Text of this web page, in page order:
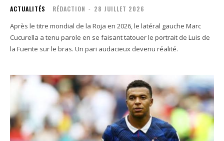
ACTUALITÉS RÉDACTION - 28 JUILLET 2026
Après le titre mondial de la Roja en 2026, le latéral gauche Marc
Cucurella a tenu parole en se faisant tatouer le portrait de Luis de
la Fuente sur le bras. Un pari audacieux devenu réalité.